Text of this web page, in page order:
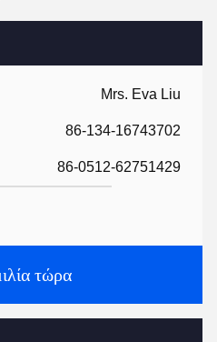
Mrs. Eva Liu
86-134-16743702
86-0512-62751429
τώρα